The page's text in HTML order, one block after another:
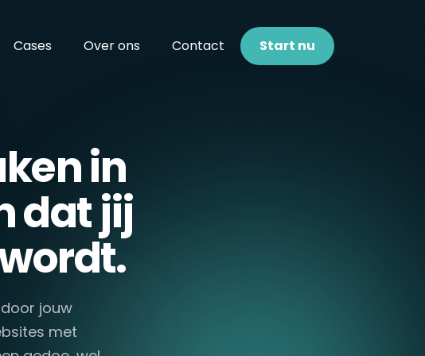
Cases Over ons Contact Start nu
in
dat jij
jouw
met